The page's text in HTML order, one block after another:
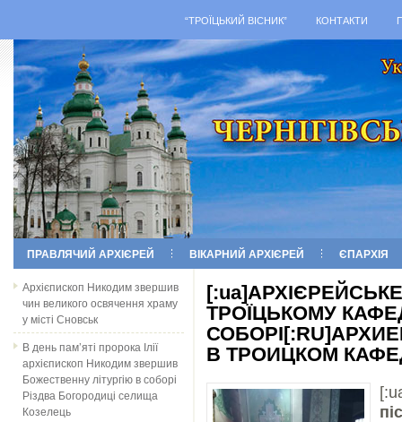
“ТРОЇЦЬКИЙ ВІСНИК” КОНТАКТИ
ПРАВЛЯЧИЙ АРХІЄРЕЙ ВІКАРНИЙ АРХІЄРЕЙ ЄПАРХІЯ
Архієпископ Никодим звершив
чин великого освячення храму
у місті Сновськ
В день пам’яті пророка Ілії
архієпископ Никодим звершив
Божественну літургію в соборі
Різдва Богородиці селища
Козелець
ТРОЇЦЬКОМУ
В ТРОИЦКОМ